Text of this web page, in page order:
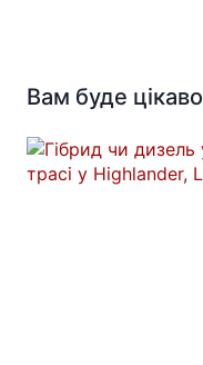
Вам буде цікаво